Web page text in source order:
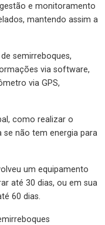
e monitoramento
mantendo assim a
semirreboques,
via software,
via GPS,
como realizar o
não tem energia para
um equipamento
até 30 dias, ou em sua
60 dias.